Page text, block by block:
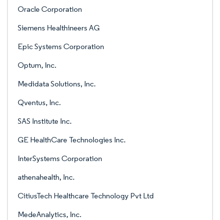
Oracle Corporation
Siemens Healthineers AG
Epic Systems Corporation
Optum, Inc.
Medidata Solutions, Inc.
Qventus, Inc.
SAS Institute Inc.
GE HealthCare Technologies Inc.
InterSystems Corporation
athenahealth, Inc.
CitiusTech Healthcare Technology Pvt Ltd
MedeAnalytics, Inc.